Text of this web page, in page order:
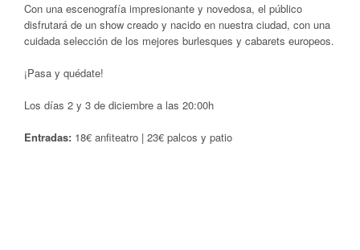
Con una escenografía impresionante y novedosa, el público
disfrutará de un show creado y nacido en nuestra ciudad, con una
cuidada selección de los mejores burlesques y cabarets europeos.
¡Pasa y quédate!
Los días 2 y 3 de diciembre a las 20:00h
Entradas: 18€ anfiteatro | 23€ palcos y patio